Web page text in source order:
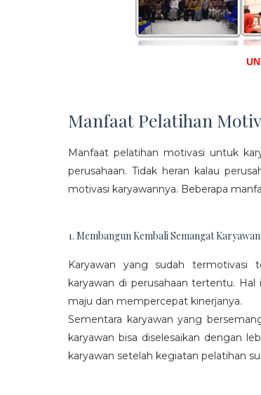
Manfaat Pelatihan
Manfaat pelatihan motivasi untuk
perusahaan. Tidak heran kalau
motivasi karyawannya. Beberapa
1. Membangun Kembali Semangat Karyawan
Karyawan yang sudah termotivasi
karyawan di perusahaan tertentu.
maju dan mempercepat kinerjanya.
Sementara karyawan yang
karyawan bisa diselesaikan dengan
karyawan setelah kegiatan pelatihan